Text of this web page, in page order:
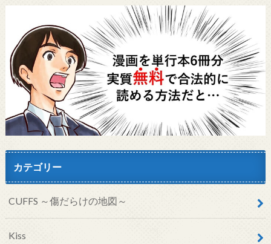
カテゴリー
CUFFS ～傷だらけの地図～
Kiss